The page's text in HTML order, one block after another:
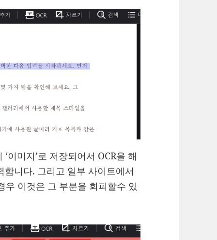
이미지’로 저장되어서 OCR을 해
니다. 그리고 일부 사이트에서
이것은 그 부분을 회피할수 있